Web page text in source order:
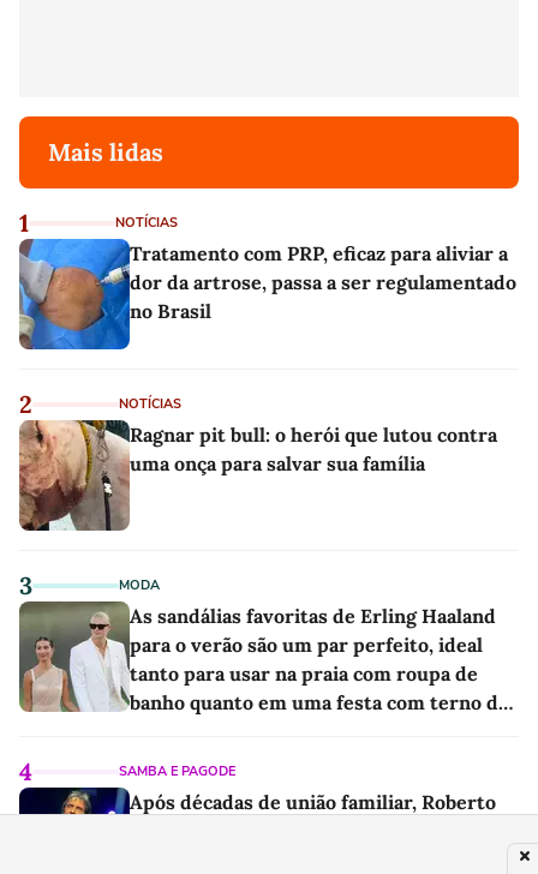
Mais lidas
1 NOTÍCIAS
Tratamento com PRP, eficaz para aliviar a
dor da artrose, passa a ser regulamentado
no Brasil
2 NOTÍCIAS
Ragnar pit bull: o herói que lutou contra
uma onça para salvar sua família
3 MODA
As sandálias favoritas de Erling Haaland
para o verão são um par perfeito, ideal
tanto para usar na praia com roupa de
banho quanto em uma festa com terno de
4 SAMBA E PAGODE
Após décadas de união familiar, Roberto